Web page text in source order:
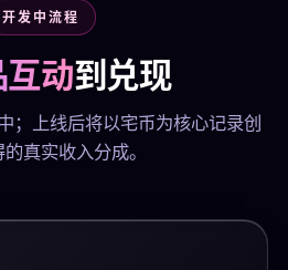
开发中流程
动到兑现
；上线后将以宅币为核心记录创
真实收入分成。